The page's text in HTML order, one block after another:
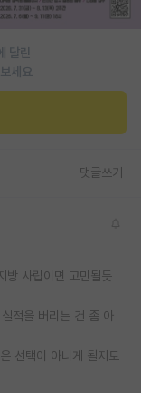
달린
세요
댓글쓰기
방 사립이면 고민될듯
적을 버리는 건 좀 아
선택이 아니게 될지도